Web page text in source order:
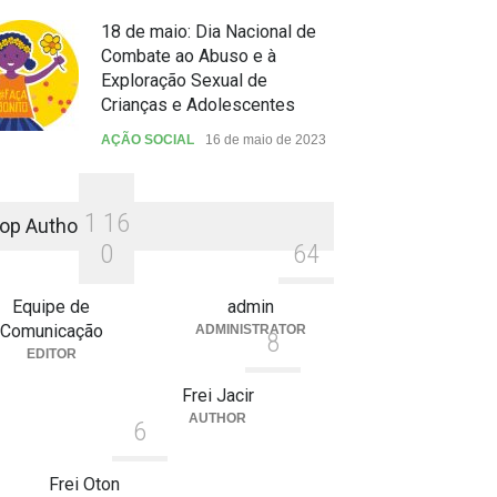
18 de maio: Dia Nacional de
Combate ao Abuso e à
Exploração Sexual de
Crianças e Adolescentes
AÇÃO SOCIAL 16 de maio de 2023
Authors1 1 6
0
Equipe de
Comunicação
EDITOR
64
admin
ADMINISTRATOR
8
Frei Jacir
AUTHOR
6
Frei Oton